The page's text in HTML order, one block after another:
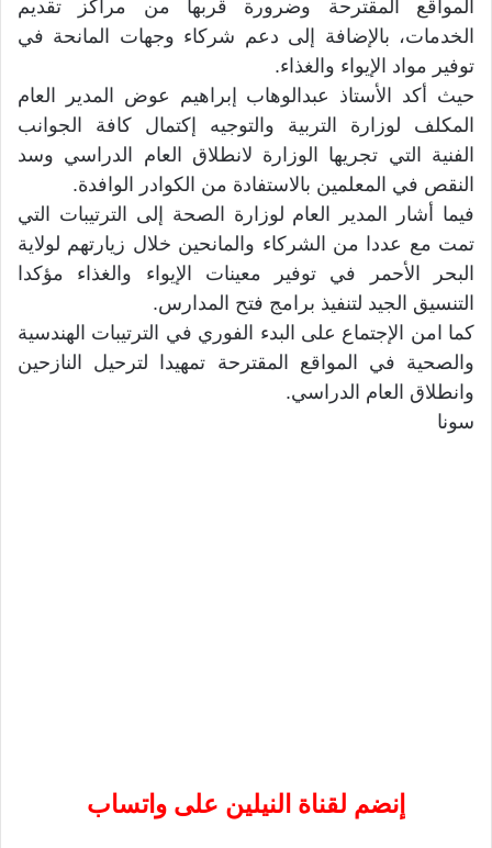
المواقع المقترحة وضرورة قربها من مراكز تقديم
الخدمات، بالإضافة إلى دعم شركاء وجهات المانحة في
توفير مواد الإيواء والغذاء.
حيث أكد الأستاذ عبدالوهاب إبراهيم عوض المدير العام
المكلف لوزارة التربية والتوجيه إكتمال كافة الجوانب
الفنية التي تجريها الوزارة لانطلاق العام الدراسي وسد
النقص في المعلمين بالاستفادة من الكوادر الوافدة.
فيما أشار المدير العام لوزارة الصحة إلى الترتيبات التي
تمت مع عددا من الشركاء والمانحين خلال زيارتهم لولاية
البحر الأحمر في توفير معينات الإيواء والغذاء مؤكدا
التنسيق الجيد لتنفيذ برامج فتح المدارس.
كما امن الإجتماع على البدء الفوري في الترتيبات الهندسية
والصحية في المواقع المقترحة تمهيدا لترحيل النازحين
وانطلاق العام الدراسي.
سونا
إنضم لقناة النيلين على واتساب